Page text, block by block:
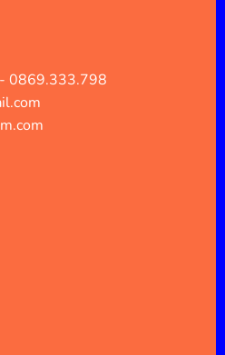
0869.333.798